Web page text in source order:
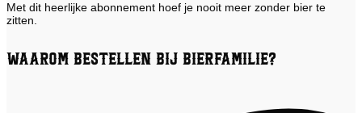
Met dit heerlijke abonnement hoef je nooit meer zonder bier te
zitten.
Waarom bestellen bij Bierfamilie?